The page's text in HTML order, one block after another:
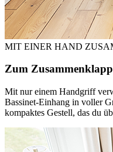
MIT EINER HAND
Zum
Mit nur einem Handgriff
Bassinet-Einhang in voller
kompaktes Gestell, das du